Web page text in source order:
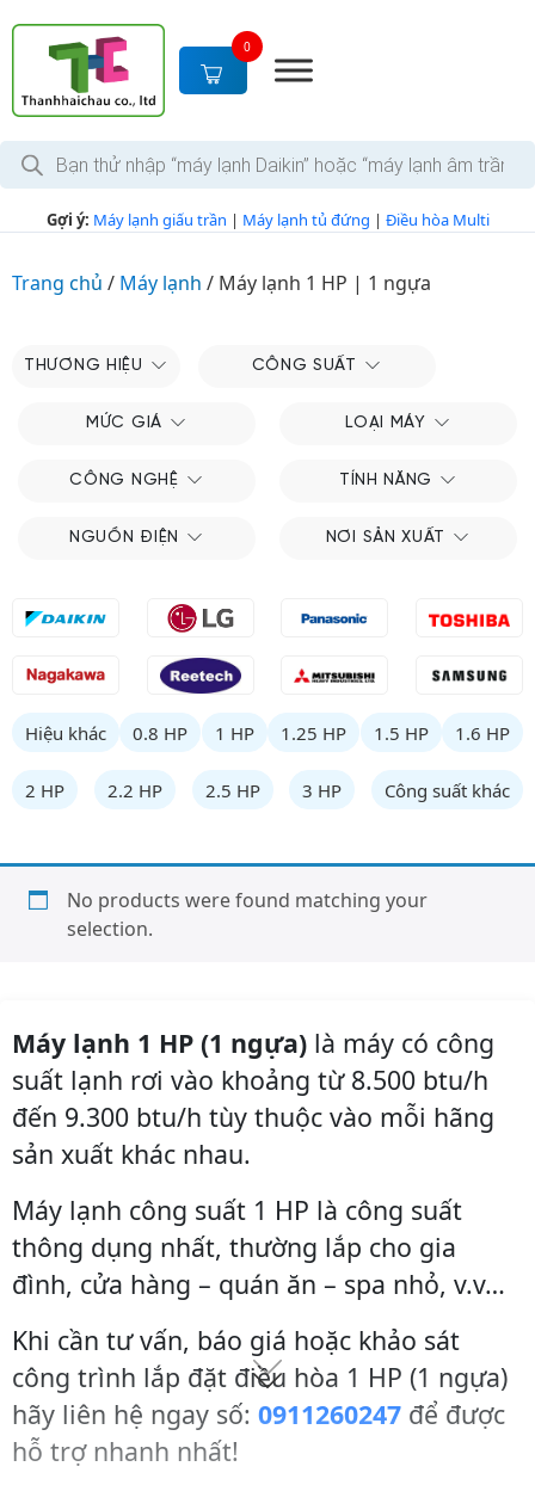
c
0
T
m
i Gợi ý: Máy lạnh giấu trần | Máy lạnh tủ đứng | Điều hòa Multi
Trang chủ / Máy lạnh / Máy lạnh 1 HP | 1 ngựa
THƯƠNG HIỆU CÔNG SUẤT
MỨC GIÁ LOẠI MÁY
CÔNG NGHỆ TÍNH NĂNG
NGUỒN ĐIỆN NƠI SẢN XUẤT
Hiệu khác 0.8 HP 1 HP 1.25 HP 1.5 HP 1.6 HP
2 HP 2.2 HP 2.5 HP 3 HP Công suất khác
No products were found matching your
selection.
Máy lạnh 1 HP (1 ngựa) là máy có công
suất lạnh rơi vào khoảng từ 8.500 btu/h
đến 9.300 btu/h tùy thuộc vào mỗi hãng
sản xuất khác nhau.
Máy lạnh công suất 1 HP là công suất
thông dụng nhất, thường lắp cho gia
đình, cửa hàng – quán ăn – spa nhỏ, v.v…
Khi cần tư vấn, báo giá hoặc khảo sát
công trình lắp đặt điều hòa 1 HP (1 ngựa)
hãy liên hệ ngay số: 0911260247 để được
hỗ trợ nhanh nhất!